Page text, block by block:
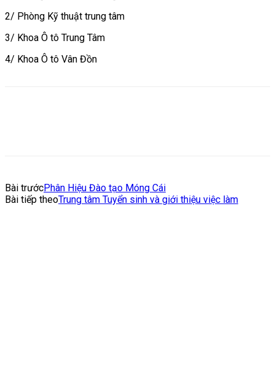
2/ Phòng Kỹ thuật trung tâm
3/ Khoa Ô tô Trung Tâm
4/ Khoa Ô tô Vân Đồn
Bài trướcPhân Hiệu Đào tạo Móng Cái
Bài tiếp theoTrung tâm Tuyển sinh và giới thiệu việc làm